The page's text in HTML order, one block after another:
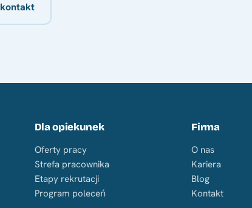
Dla opiekunek
Oferty pracy
Strefa pracownika
Etapy rekrutacji
Program poleceń
Firma
O nas
Kariera
Blog
Kontakt